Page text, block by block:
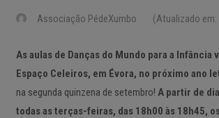
Associação PédeXumbo (Atualizado
As aulas de Danças do Mundo para a Infância
Espaço Celeiros, em Évora, no próximo ano
na segunda quinzena de setembro! A partir de
todas as terças-feiras, das 18h00 às 18h45,